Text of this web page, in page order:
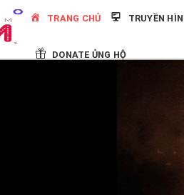
TRANG CHỦ TRUYỀN
DONATE ỦNG HỘ